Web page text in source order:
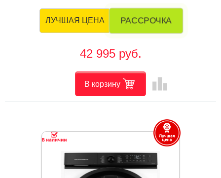
ЛУЧШАЯ ЦЕНА РАССРОЧКА
42 995 руб.
В корзину leaderboard